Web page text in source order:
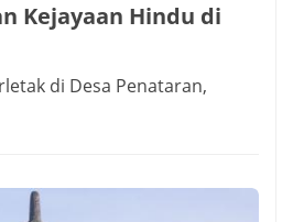
Kejayaan Hindu di
di Desa Penataran,